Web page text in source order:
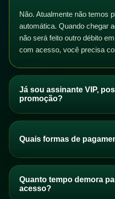
Não. Atualmente não temos
automática. Quando chegar
não será feito outro débito
com acesso, você precisa
Já sou assinante VIP,
promoção?
Sim. Se você é assinante
promoção. Basta comprar
plano após a confirmação do
Você pode comprar quantos
Quais formas de
Se você é brasileiro, pode
cartão de crédito. Se você
comprar com cartão de
Quanto tempo demora
acesso?